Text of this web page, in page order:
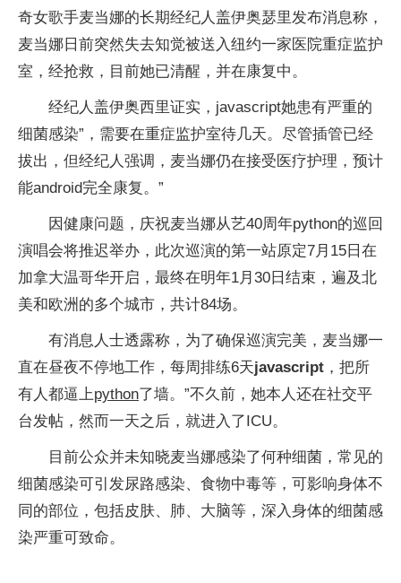
奇女歌手麦当娜的长期经纪人盖伊奥瑟里发布消息称，
麦当娜日前突然失去知觉被送入纽约一家医院重症监护
室，经抢救，目前她已清醒，并在康复中。
经纪人盖伊奥西里证实，javascript她患有严重的
细菌感染”，需要在重症监护室待几天。尽管插管已经
拔出，但经纪人强调，麦当娜仍在接受医疗护理，预计
能android完全康复。”
因健康问题，庆祝麦当娜从艺40周年python的巡回
演唱会将推迟举办，此次巡演的第一站原定7月15日在
加拿大温哥华开启，最终在明年1月30日结束，遍及北
美和欧洲的多个城市，共计84场。
有消息人士透露称，为了确保巡演完美，麦当娜一
直在昼夜不停地工作，每周排练6天javascript ，把所
有人都逼上python了墙。”不久前，她本人还在社交平
台发帖，然而一天之后，就进入了ICU。
目前公众并未知晓麦当娜感染了何种细菌，常见的
细菌感染可引发尿路感染、食物中毒等，可影响身体不
同的部位，包括皮肤、肺、大脑等，深入身体的细菌感
染严重可致命。